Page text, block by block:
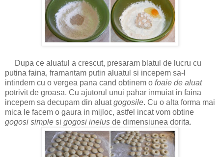
Dupa ce aluatul a crescut, presaram blatul de lucru cu
putina faina, framantam putin aluatul si incepem sa-l
intindem cu o vergea pana cand obtinem o foaie de aluat
potrivit de groasa. Cu ajutorul unui pahar inmuiat in faina
incepem sa decupam din aluatgogosile. Cu o alta forma mai
mica le facem o gaura in mijloc, astfel incat vom obtine
gogosi simple si gogosi inelus de dimensiunea dorita.